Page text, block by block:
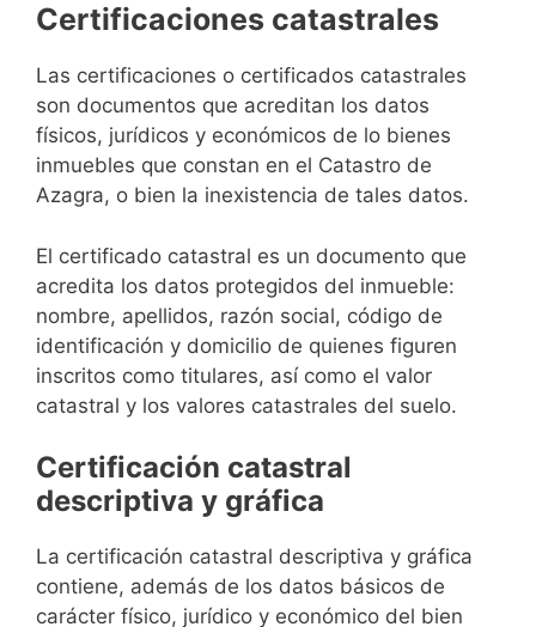
Certificaciones catastrales
Las certificaciones o certificados catastrales
son documentos que acreditan los datos
físicos, jurídicos y económicos de lo bienes
inmuebles que constan en el Catastro de
Azagra, o bien la inexistencia de tales datos.
El certificado catastral es un documento que
acredita los datos protegidos del inmueble:
nombre, apellidos, razón social, código de
identificación y domicilio de quienes figuren
inscritos como titulares, así como el valor
catastral y los valores catastrales del suelo.
Certificación catastral
descriptiva y gráfica
La certificación catastral descriptiva y gráfica
contiene, además de los datos básicos de
carácter físico, jurídico y económico del bien